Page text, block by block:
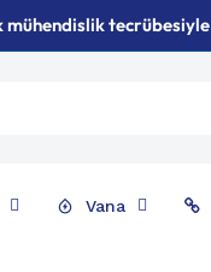
mühendislik tecrübesiyle
Vana